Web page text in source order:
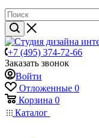
+7 (495) 374-72-66
Заказать звонок
Войти
Отложенные 0
Корзина 0
Каталог